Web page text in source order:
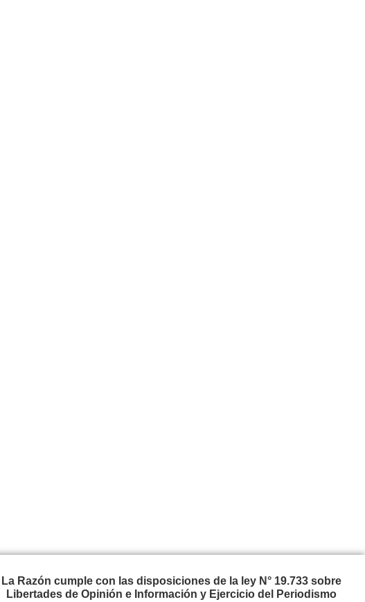
La Razón cumple con las disposiciones de la ley N° 19.733 sobre
Libertades de Opinión e Información y Ejercicio del Periodismo